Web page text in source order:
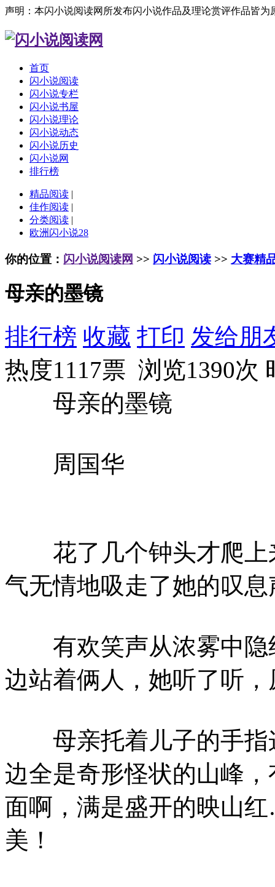
声明：本闪小说阅读网所发布闪小说作品及理论赏评作品皆
首页
闪小说阅读
闪小说专栏
闪小说书屋
闪小说理论
闪小说动态
闪小说历史
闪小说网
排行榜
精品阅读 |
佳作阅读 |
分类阅读 |
欧洲闪小说28
你的位置： 闪小说阅读网 >> 闪小说阅读 >> 大赛精
母亲的墨镜
排行榜 收藏 打印 发给朋
热度1117票 浏览1390次
母亲的墨镜
周国华
花了几个钟头才爬上
气无情地吸走了她的叹
有欢笑声从浓雾中隐
边站着俩人，她听了听
母亲托着儿子的手指
边全是奇形怪状的山峰
面啊，满是盛开的映山
美！